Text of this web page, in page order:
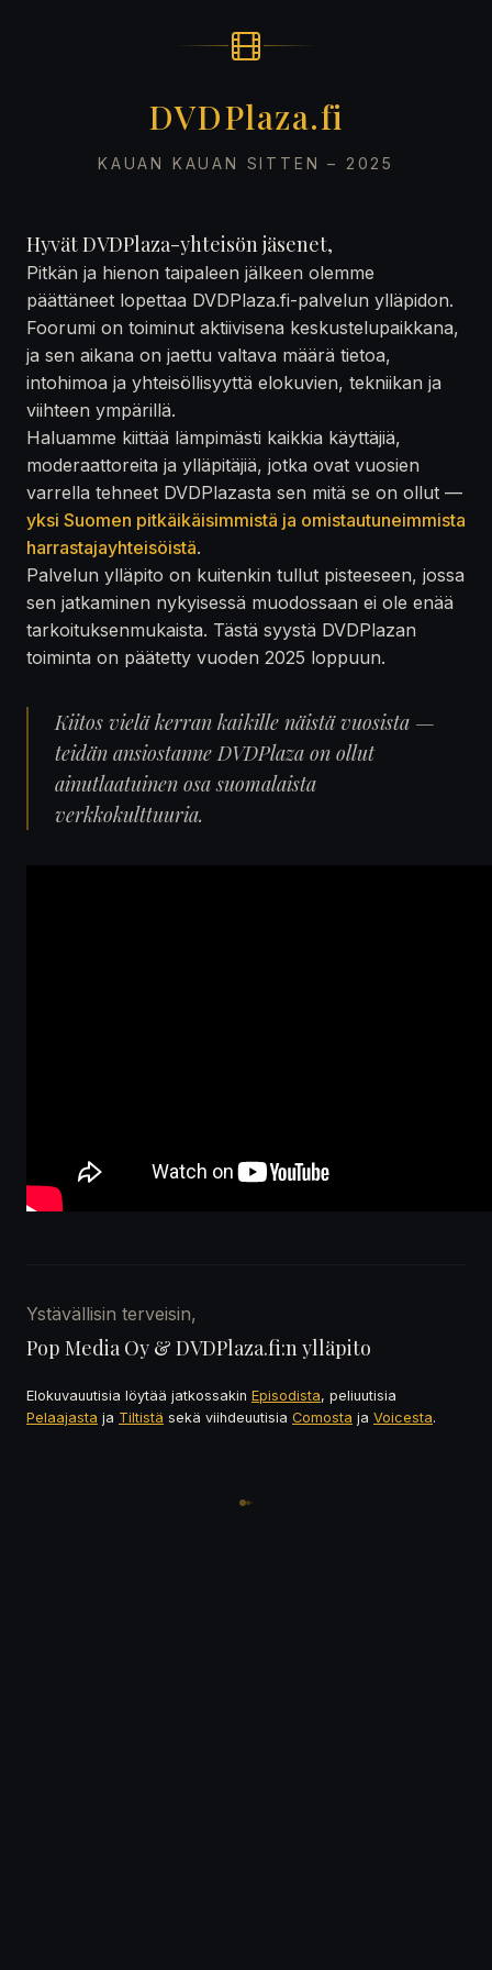
DVDPlaza.fi
KAUAN KAUAN SITTEN – 2025
Hyvät DVDPlaza-yhteisön jäsenet,
Pitkän ja hienon taipaleen jälkeen olemme
päättäneet lopettaa DVDPlaza.fi-palvelun ylläpidon.
Foorumi on toiminut aktiivisena keskustelupaikkana,
ja sen aikana on jaettu valtava määrä tietoa,
intohimoa ja yhteisöllisyyttä elokuvien, tekniikan ja
viihteen ympärillä.
Haluamme kiittää lämpimästi kaikkia käyttäjiä,
moderaattoreita ja ylläpitäjiä, jotka ovat vuosien
varrella tehneet DVDPlazasta sen mitä se on ollut —
yksi Suomen pitkäikäisimmistä ja omistautuneimmista
harrastajayhteisöistä.
Palvelun ylläpito on kuitenkin tullut pisteeseen, jossa
sen jatkaminen nykyisessä muodossaan ei ole enää
tarkoituksenmukaista. Tästä syystä DVDPlazan
toiminta on päätetty vuoden 2025 loppuun.
Kiitos vielä kerran kaikille näistä vuosista —
teidän ansiostanne DVDPlaza on ollut
ainutlaatuinen osa suomalaista
verkkokulttuuria.
Ystävällisin terveisin,
Pop Media Oy & DVDPlaza.fi:n ylläpito
Elokuvauutisia löytää jatkossakin Episodista, peliuutisia
Pelaajasta ja Tiltistä sekä viihdeuutisia Comosta ja Voicesta.